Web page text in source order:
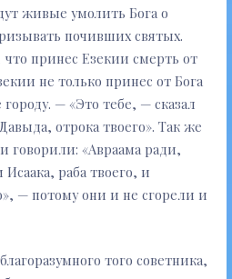
живые умолить Бога о
почивших святых.
принес Езекии смерть от
не только принес от Бога
— «Это тебе, — сказал
отрока твоего». Так же
говорили: «Авраама ради,
раба твоего, и
— потому они и не сгорели и
того советника,